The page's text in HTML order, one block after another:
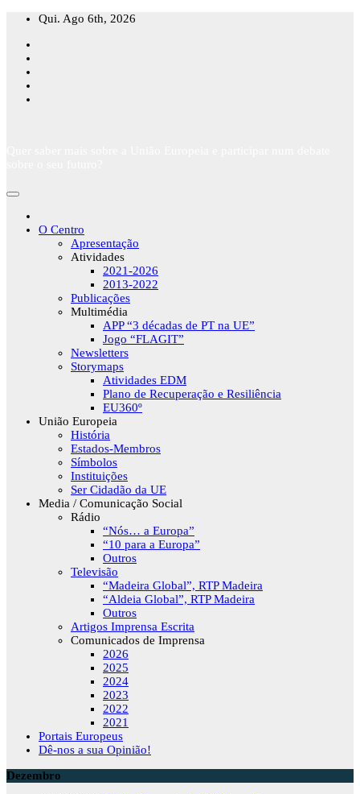
Skip
content
Qui. Ago 6th, 2026
O Centro
Apresentação
Atividades
2021-2026
2013-2022
Publicações
Multimédia
APP “3 décadas de PT na UE”
Jogo “FLAGIT”
Newsletters
Storymaps
Atividades EDM
Plano de Recuperação e Resiliência
EU360º
União Europeia
História
Estados-Membros
Símbolos
Instituições
Ser Cidadão da UE
Media / Comunicação Social
Rádio
“Nós… a Europa”
“10 para a Europa”
Outros
Televisão
“Madeira Global”, RTP Madeira
“Aldeia Global”, RTP Madeira
Outros
Artigos Imprensa Escrita
Comunicados de Imprensa
2026
2025
2024
2023
2022
2021
Portais Europeus
Dê-nos a sua Opinião!
Dezembro